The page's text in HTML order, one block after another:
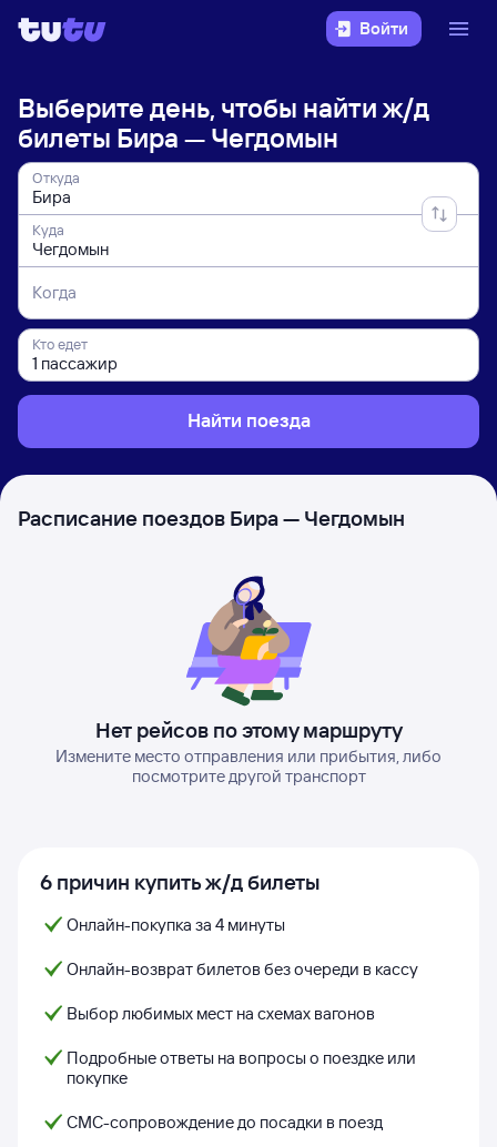
Войти
Выберите день, чтобы найти ж/д
билеты Бира — Чегдомын
Откуда
Куда
Когда
Кто едет
Найти поезда
6 причин купить ж/д билеты
Онлайн-покупка за 4 минуты
Онлайн-возврат билетов без очереди в кассу
Выбор любимых мест на схемах вагонов
Подробные ответы на вопросы о поездке или
покупке
СМС-сопровождение до посадки в поезд
Расписание поездов Бира — Чегдомын
Нет рейсов по этому маршруту
Измените место отправления или прибытия, либо
посмотрите другой транспорт